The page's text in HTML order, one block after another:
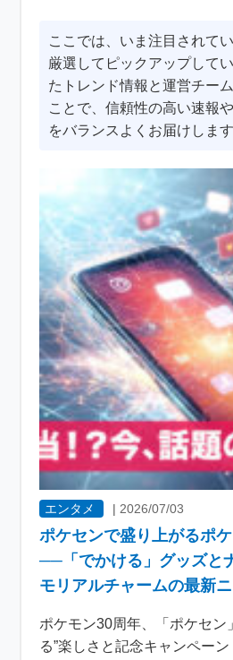
ここでは、いま注目されて
厳選してピックアップして
たトレンド情報と運営チー
ことで、信頼性の高い速報
をバランスよくお届けします
エンタメ | 2026/07/03
ポケセンで盛り上がるポ
──「でかける」グッズと
モリアルチャームの最新
ポケモン30周年、「ポケセン
る”楽しさと記念キャンペー